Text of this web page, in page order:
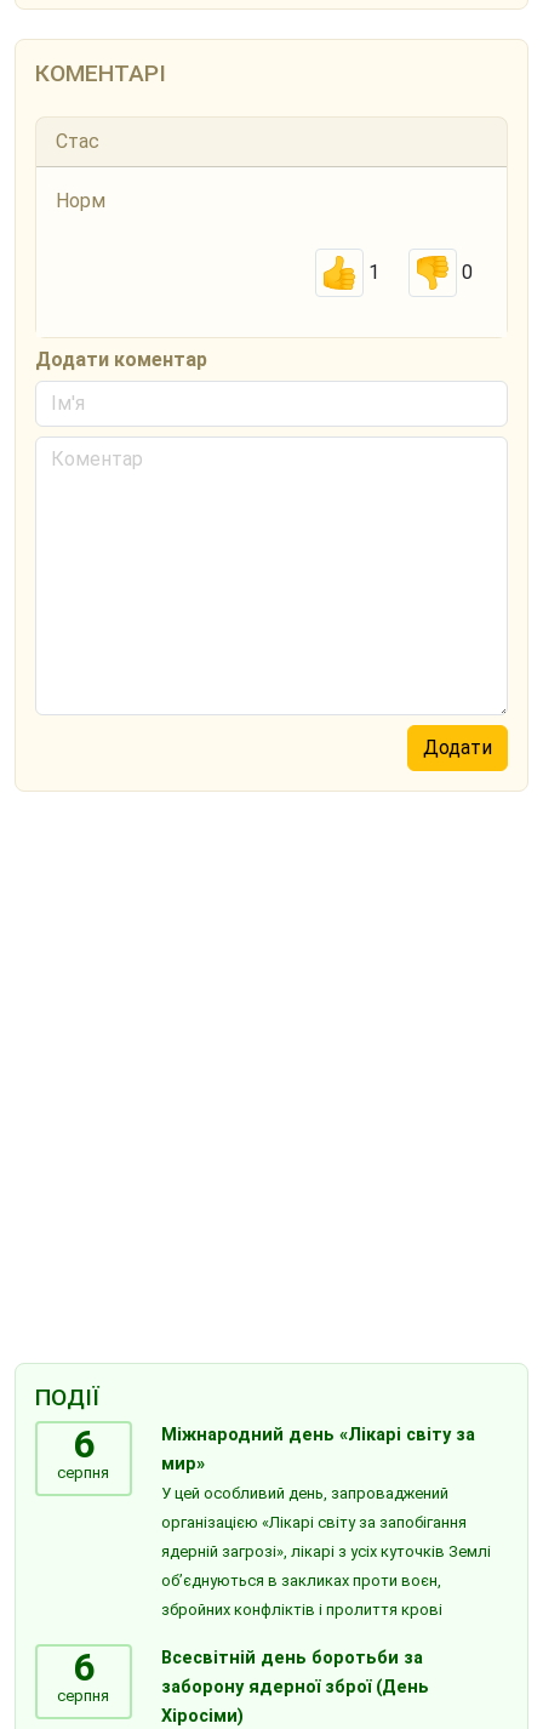
КОМЕНТАРІ
Стас
Норм
1 0
Додати коментар
ПОДІЇ
6
серпня
Міжнародний день «Лікарі світу за
мир»
У цей особливий день, запроваджений
організацією «Лікарі світу за запобігання
ядерній загрозі», лікарі з усіх куточків Землі
об’єднуються в закликах проти воєн,
збройних конфліктів і пролиття крові
6
серпня
Всесвітній день боротьби за
заборону ядерної зброї (День
Хіросіми)